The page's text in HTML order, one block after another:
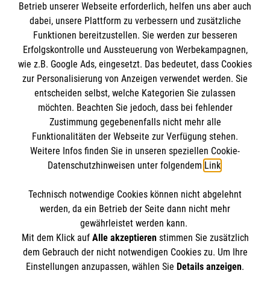
Informationen
Impressum
Datenschutz
Kontakt
Barrierefreiheit
Die Malteser
Malteser in Deutschland
Malteserorden
Sharepoint
Spendenkonto
Bank: PAX Bank für Kirche und Caritas eG
IBAN: DE84 3706 0120 1201 2135 21
BIC: GENODED1PA7
So finden Sie uns
Landshuter Str. 55
85435 Erding
Der Malteser Hilfsdienst e.V. ist als eingetragene
Betrieb unserer Webseite erforderlich, helfen uns aber auch
dabei, unsere Plattform zu verbessern und zusätzliche
Funktionen bereitzustellen. Sie werden zur besseren
Erfolgskontrolle und Aussteuerung von Werbekampagnen,
wie z.B. Google Ads, eingesetzt. Das bedeutet, dass Cookies
zur Personalisierung von Anzeigen verwendet werden. Sie
entscheiden selbst, welche Kategorien Sie zulassen
möchten. Beachten Sie jedoch, dass bei fehlender
Zustimmung gegebenenfalls nicht mehr alle
Funktionalitäten der Webseite zur Verfügung stehen.
Weitere Infos finden Sie in unseren speziellen Cookie-
Datenschutzhinweisen unter folgendem Link.
Technisch notwendige Cookies können nicht abgelehnt
werden, da ein Betrieb der Seite dann nicht mehr
gewährleistet werden kann.
Mit dem Klick auf Alle akzeptierenstimmen Sie zusätzlich
dem Gebrauch der nicht notwendigen Cookies zu. Um Ihre
Einstellungen anzupassen, wählen Sie Details anzeigen.